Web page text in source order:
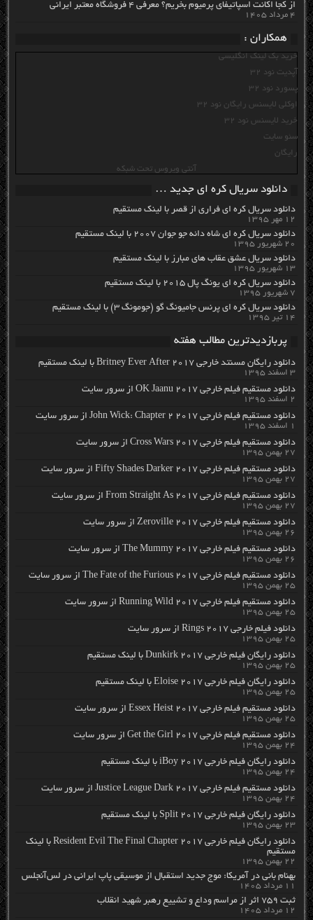
از کجا اکانت اسپاتیفای پرمیوم بخریم؟ معرفی ۴ فروشگاه معتبر ایرانی
۴ مرداد ۱۴۰۵
همکاران :
خرید بک لینک انگلیسی
آپدیت نود 32
پسورد نود 32
اوکلی لایسنس رایگان نود 32
خرید لایسنس نود 32
سئو سایت
رایگان
آنتی ویروس تحت شبکه
دانلود سریال کره ای جدید …
دانلود سریال کره ای فراری از قصر با لینک مستقیم
۱۲ مهر ۱۳۹۵
دانلود سریال کره ای شاه دائه جو جوان ۲۰۰۷ با لینک مستقیم
۲۰ شهریور ۱۳۹۵
دانلود سریال عشق عقاب های مبارز با لینک مستقیم
۱۳ شهریور ۱۳۹۵
دانلود سریال کره ای یونگ پال ۲۰۱۵ با لینک مستقیم
۷ شهریور ۱۳۹۵
دانلود سریال کره ای پرنس جامیونگ گو (جومونگ ۳) با لینک مستقیم
۱۴ تیر ۱۳۹۵
پربازدیدترین مطالب هفته
دانلود رایگان مسنتد خارجی Britney Ever After 2017 با لینک مستقیم
۳ اسفند ۱۳۹۵
دانلود مستقیم فیلم خارجی OK Jaanu 2017 از سرور سایت
۲ اسفند ۱۳۹۵
دانلود مستقیم فیلم خارجی John Wick: Chapter 2 2017 از سرور سایت
۱ اسفند ۱۳۹۵
دانلود مستقیم فیلم خارجی Cross Wars 2017 از سرور سایت
۲۷ بهمن ۱۳۹۵
دانلود مستقیم فیلم خارجی Fifty Shades Darker 2017 از سرور سایت
۲۷ بهمن ۱۳۹۵
دانلود مستقیم فیلم خارجی From Straight As 2017 از سرور سایت
۲۷ بهمن ۱۳۹۵
دانلود مستقیم فیلم خارجی Zeroville 2017 از سرور سایت
۲۶ بهمن ۱۳۹۵
دانلود مستقیم فیلم خارجی The Mummy 2017 از سرور سایت
۲۶ بهمن ۱۳۹۵
دانلود مستقیم فیلم خارجی The Fate of the Furious 2017 از سرور سایت
۲۵ بهمن ۱۳۹۵
دانلود مستقیم فیلم خارجی Running Wild 2017 از سرور سایت
۲۵ بهمن ۱۳۹۵
دانلود فیلم خارجی Rings 2017 از سرور سایت
۲۵ بهمن ۱۳۹۵
دانلود رایگان فیلم خارجی Dunkirk 2017 با لینک مستقیم
۲۵ بهمن ۱۳۹۵
دانلود رایگان فیلم خارجی Eloise 2017 با لینک مستقیم
۲۵ بهمن ۱۳۹۵
دانلود مستقیم فیلم خارجی Essex Heist 2017 از سرور سایت
۲۵ بهمن ۱۳۹۵
دانلود مستقیم فیلم خارجی Get the Girl 2017 از سرور سایت
۲۴ بهمن ۱۳۹۵
دانلود رایگان فیلم خارجی iBoy 2017 با لینک مستقیم
۲۴ بهمن ۱۳۹۵
دانلود مستقیم فیلم خارجی Justice League Dark 2017 از سرور سایت
۲۴ بهمن ۱۳۹۵
دانلود رایگان فیلم خارجی Split 2017 با لینک مستقیم
۲۳ بهمن ۱۳۹۵
دانلود رایگان فیلم خارجی Resident Evil The Final Chapter 2017 با لینک
مستقیم
۲۲ بهمن ۱۳۹۵
بهنام بانی در آمریکا: موج جدید استقبال از موسیقی پاپ ایرانی در لس‌آنجلس
۱۱ مرداد ۱۴۰۵
ثبت ۷۵۹ اثر از مراسم وداع و تشییع رهبر شهید انقلاب
۱۲ مرداد ۱۴۰۵